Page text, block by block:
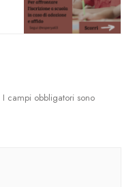
I campi obbligatori sono